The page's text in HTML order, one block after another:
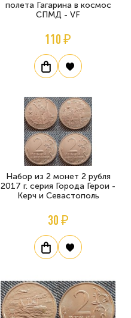
полета Гагарина в космос
СПМД - VF
110 ₽
Набор из 2 монет 2 рубля
2017 г. серия Города Герои -
Керч и Севастополь
30 ₽